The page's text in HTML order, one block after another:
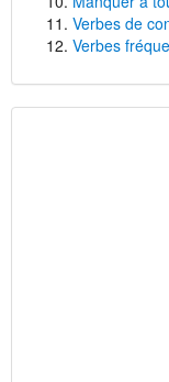
Verbes de
Verbes